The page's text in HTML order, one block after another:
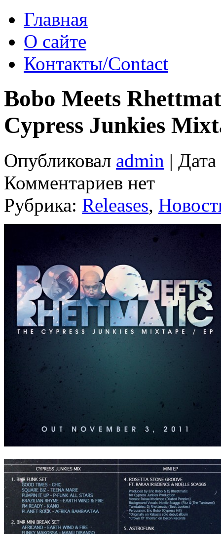
Главная
О сайте
Контакты/Contact
Bobo Meets
Cypress Junkies
Опубликовал admin |
Комментариев нет
Рубрика: Releases,